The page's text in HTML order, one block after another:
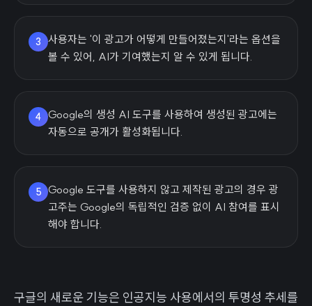
3
사용자는 '이 광고가 어떻게 만들어졌는지'라는 옵션을
볼 수 있어, AI가 기여했는지 알 수 있게 됩니다.
4
Google의 생성 AI 도구를 사용하여 생성된 광고에는
자동으로 공개가 활성화됩니다.
5
Google 도구를 사용하지 않고 제작된 광고의 경우 광
고주는 Google의 독립적인 검증 없이 AI 참여를 표시
해야 합니다.
구글의 새로운 기능은 인공지능 사용에서의 투명성 추세를